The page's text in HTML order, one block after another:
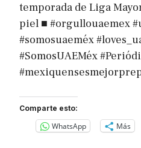
temporada de Liga
piel ■ #orgullouaemex
#somosuaeméx
#SomosUAEMéx
Comparte esto:
WhatsApp Más